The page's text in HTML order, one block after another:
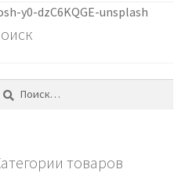
y0-dzC6KQGE-unsplash
товаров